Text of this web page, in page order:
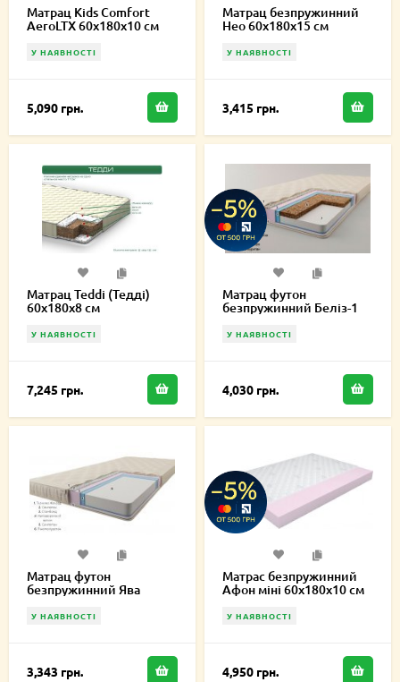
Матрац Kids Comfort
AeroLTX 60х180х10 см
У НАЯВНОСТІ
5,090 грн.
Матрац безпружинний
Нео 60х180х15 см
У НАЯВНОСТІ
3,415 грн.
Матрац Teddi (Тедді)
60х180х8 см
У НАЯВНОСТІ
7,245 грн.
Матрац футон
безпружинний Беліз-1
У НАЯВНОСТІ
4,030 грн.
Матрац футон
безпружинний Ява
У НАЯВНОСТІ
3,343 грн.
Матрас безпружинний
Афон міні 60х180х10 см
У НАЯВНОСТІ
4,950 грн.